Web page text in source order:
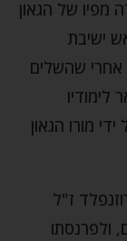
מפיו של הגאון
ישיבת
אחרי שהשלים
מורו הגאון
ז"ל
ולפרנסתו